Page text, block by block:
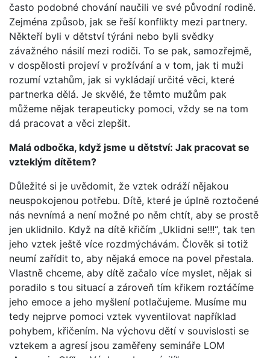
často podobné chování naučili ve své původní rodině.
Zejména způsob, jak se řeší konflikty mezi partnery.
Někteří byli v dětství týráni nebo byli svědky
závažného násilí mezi rodiči. To se pak, samozřejmě,
v dospělosti projeví v prožívání a v tom, jak ti muži
rozumí vztahům, jak si vykládají určité věci, které
partnerka dělá. Je skvělé, že těmto mužům pak
můžeme nějak terapeuticky pomoci, vždy se na tom
dá pracovat a věci zlepšit.
Malá odbočka, když jsme u dětství: Jak pracovat se
vzteklým dítětem?
Důležité si je uvědomit, že vztek odráží nějakou
neuspokojenou potřebu. Dítě, které je úplně roztočené
nás nevnímá a není možné po něm chtít, aby se prostě
jen uklidnilo. Když na dítě křičím „Uklidni se!!!“, tak ten
jeho vztek ještě více rozdmýchávám. Člověk si totiž
neumí zařídit to, aby nějaká emoce na povel přestala.
Vlastně chceme, aby dítě začalo více myslet, nějak si
poradilo s tou situací a zároveň tím křikem roztáčíme
jeho emoce a jeho myšlení potlačujeme. Musíme mu
tedy nejprve pomoci vztek vyventilovat například
pohybem, křičením. Na výchovu dětí v souvislosti se
vztekem a agresí jsou zaměřeny semináře LOM